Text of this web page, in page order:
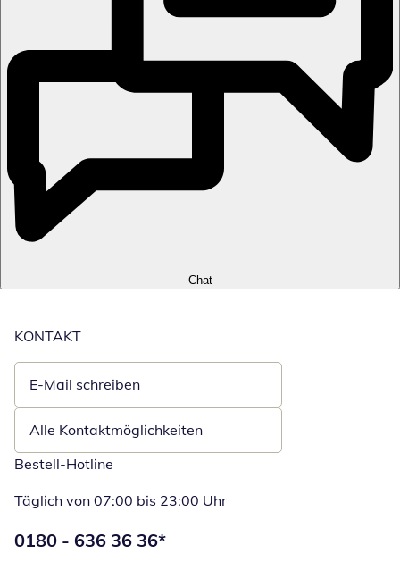
Chat
KONTAKT
E-Mail schreiben
Öffnet E-Mail-Client
Alle Kontaktmöglichkeiten
Bestell-Hotline
Täglich von 07:00 bis 23:00 Uhr
Telefonnummer:
0180 - 636 36 36*